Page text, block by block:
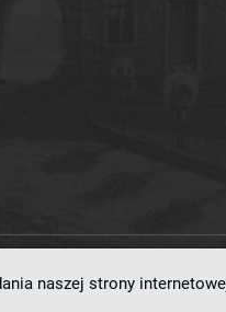
SNAPSHOT opracowanemu
naszej strony